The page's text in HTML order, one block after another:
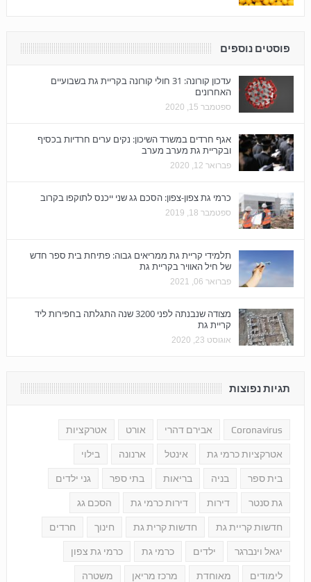
פוסטים נוספים
עדכון קורונה: 31 חולי קורונה בקריית גת בשבועיים
האחרונים
ספטמבר 15, 2020
אגף חרדים במשרד השיכון: נקים ערים חרדיות בכסיף
ובקריית גת מערב מערב
פברואר 12, 2020
כרמי גת צפון-צפון: הסכם גג שני ייכנס לתוקפו בקרוב
ספטמבר 18, 2019
תלמידי קריית גת ממריאים גבוה: פתיחת בית ספר חדש
של חיל האוויר בקריית גת
פברואר 06, 2021
מצודה שנבנתה לפני 3200 שנה התגלתה בחפירות ליד
קריית גת
אוגוסט 23, 2020
תגיות נפוצות
Coronavirus אבירם דהרי אורט אטרקציות
אטרקציות כרמי גת אינטל ארנונה בילוי
בית ספר בניה בריאות בתי ספר גני ילדים
גת סנטר דירות דירות כרמי גת הסכם גג
חדשות קריית גת חדשות קרית גת חינוך חרדים
יגאל וינברגר ילדים כרמי גת כרמי גת צפון
לימודים מאוחדת מרכז מריאן משטרה